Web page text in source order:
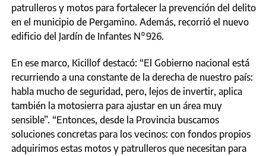
patrulleros y motos para fortalecer la prevención del delito
en el municipio de Pergamino. Además, recorrió el nuevo
edificio del Jardín de Infantes N°926.
En ese marco, Kicillof destacó: “El Gobierno nacional está
recurriendo a una constante de la derecha de nuestro país:
habla mucho de seguridad, pero, lejos de invertir, aplica
también la motosierra para ajustar en un área muy
sensible”. “Entonces, desde la Provincia buscamos
soluciones concretas para los vecinos: con fondos propios
adquirimos estas motos y patrulleros que necesitan para